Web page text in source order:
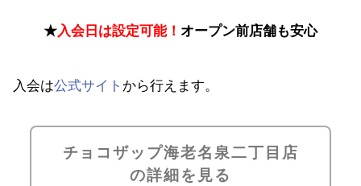
★入会日は設定可能！ オープン前店舗も安心
入会は公式サイト から行えます。
チョコザップ海老名泉二丁目店
の詳細を見る